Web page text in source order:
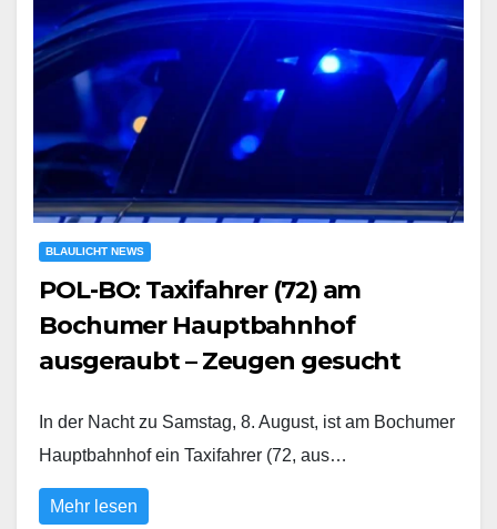
BLAULICHT NEWS
POL-BO: Taxifahrer (72) am
Bochumer Hauptbahnhof
ausgeraubt – Zeugen gesucht
In der Nacht zu Samstag, 8. August, ist am Bochumer
Hauptbahnhof ein Taxifahrer (72, aus…
Mehr lesen